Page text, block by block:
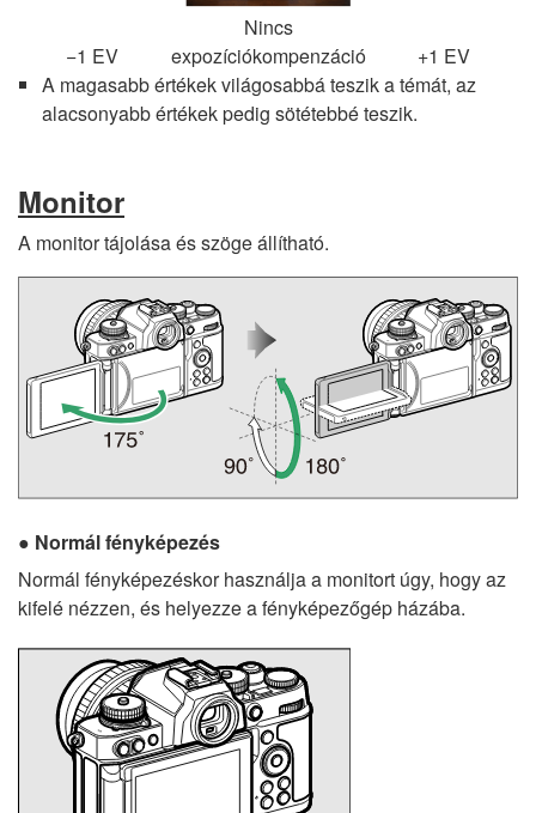
−1 EV
Nincs
expozíciókompenzáció
+1 EV
A magasabb értékek világosabbá teszik a témát, az
alacsonyabb értékek pedig sötétebbé teszik.
Monitor
A monitor tájolása és szöge állítható.
Normál fényképezés
Normál fényképezéskor használja a monitort úgy, hogy az
kifelé nézzen, és helyezze a fényképezőgép házába.